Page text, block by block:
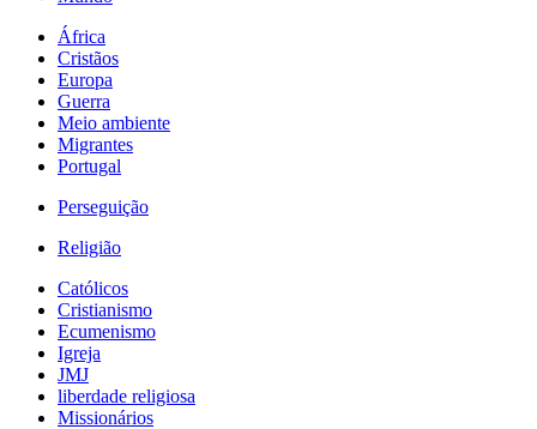
África
Cristãos
Europa
Guerra
Meio ambiente
Migrantes
Portugal
Perseguição
Religião
Católicos
Cristianismo
Ecumenismo
Igreja
JMJ
liberdade religiosa
Missionários